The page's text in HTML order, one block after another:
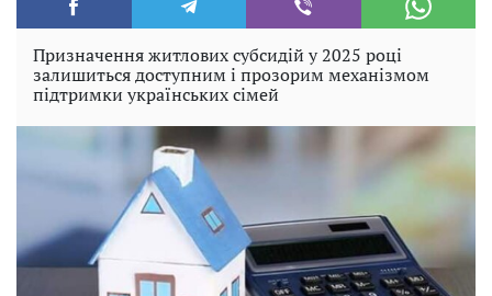
Призначення житлових субсидій у 2025 році
залишиться доступним і прозорим механізмом
підтримки українських сімей